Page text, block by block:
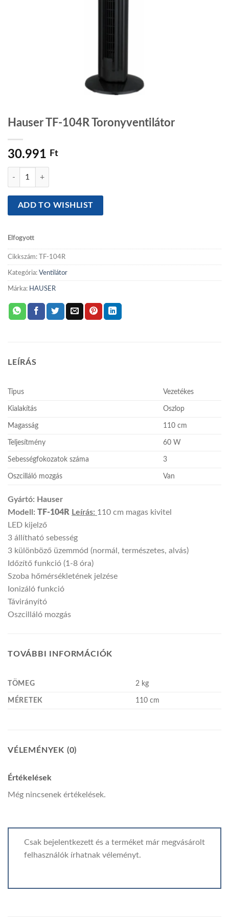
Hauser TF-104R Toronyventilátor
30.991 Ft
Hauser TF-104R Toronyventilátor mennyiség
ADD TO WISHLIST
Elfogyott
Cikkszám: TF-104R
Kategória: Ventilátor
Márka: HAUSER
LEÍRÁS
Típus Vezetékes
Kialakítás Oszlop
Magasság 110 cm
Teljesítmény 60 W
Sebességfokozatok száma 3
Oszcilláló mozgás Van
Gyártó: Hauser
Modell: TF-104R Leírás: 110 cm magas kivitel
LED kijelző
3 állítható sebesség
3 különböző üzemmód (normál, természetes, alvás)
Időzítő funkció (1-8 óra)
Szoba hőmérsékletének jelzése
Ionizáló funkció
Távirányító
Oszcilláló mozgás
TOVÁBBI INFORMÁCIÓK
TÖMEG 2 kg
MÉRETEK 110 cm
VÉLEMÉNYEK (0)
Értékelések
Még nincsenek értékelések.
Csak bejelentkezett és a terméket már megvásárolt
felhasználók írhatnak véleményt.